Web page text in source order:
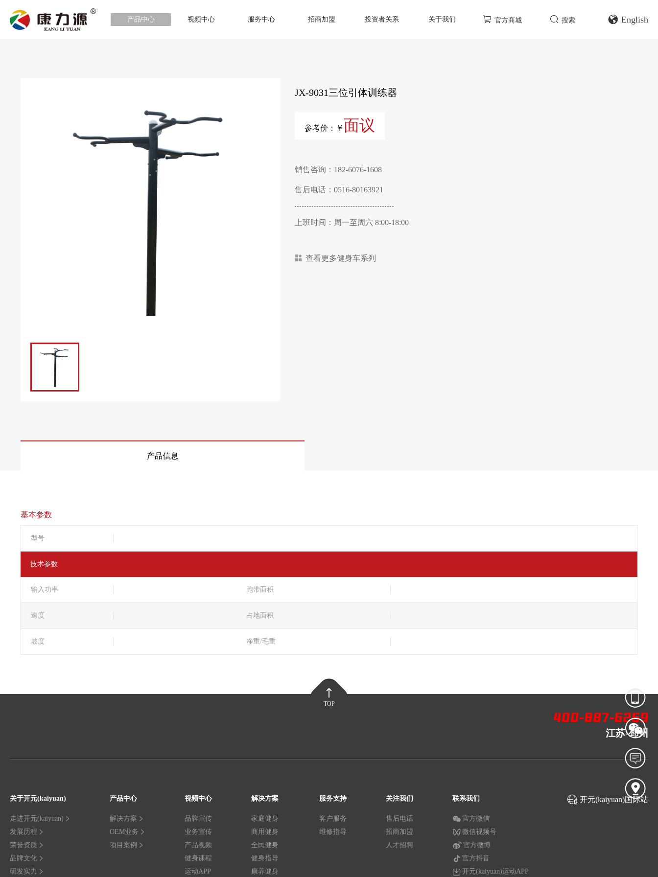
产品中心 视频中心 服务中心 招商加盟 投资者关系 关于我们 官方商城 搜索 English
JX-9031三位引体训练器
参考价：￥面议
销售咨询：182-6076-1608
售后电话：0516-80163921
上班时间：周一至周六 8:00-18:00
查看更多健身车系列
产品信息
基本参数
型号
技术参数
输入功率 跑带面积
速度 占地面积
坡度 净重/毛重
TOP
江苏-邳州
关于开元(kaiyuan)
走进开元(kaiyuan)
发展历程
荣誉资质
品牌文化
研发实力
产品中心
解决方案
OEM业务
项目案例
视频中心
品牌宣传
业务宣传
产品视频
健身课程
运动APP
解决方案
家庭健身
商用健身
全民健身
健身指导
康养健身
服务支持
客户服务
维修指导
关注我们
售后电话
招商加盟
人才招聘
联系我们
官方微信
微信视频号
官方微博
官方抖音
开元(kaiyuan)运动APP
开元(kaiyuan)国际站